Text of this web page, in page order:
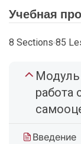
Учебная
8 Sections 85
работа
Введение